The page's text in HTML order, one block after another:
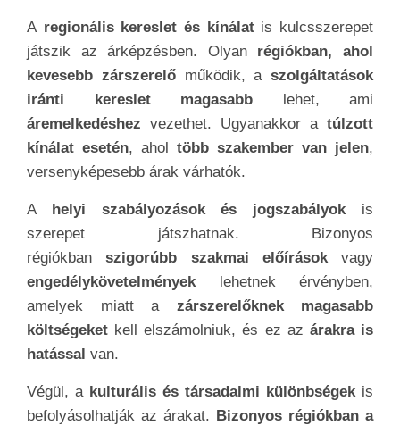
A regionális kereslet és kínálatis kulcsszerepet
játszik az árképzésben. Olyanrégiókban, ahol
kevesebb zárszerelőműködik, a szolgáltatások
iránti kereslet magasabb lehet, ami
áremelkedéshez vezethet. Ugyanakkor a túlzott
kínálat esetén, ahol több szakember van jelen,
versenyképesebb árak várhatók.
A helyi szabályozások és jogszabályok is
szerepet játszhatnak. Bizonyos
régiókban szigorúbb szakmai előírásokvagy
engedélykövetelmények
lehetnek érvényben,
amelyek miatt azárszerelőknek magasabb
költségeket kell elszámolniuk, és ez az árakra is
hatással van.
Végül, akulturális és társadalmi különbségekis
befolyásolhatják az árakat. Bizonyos régiókban a